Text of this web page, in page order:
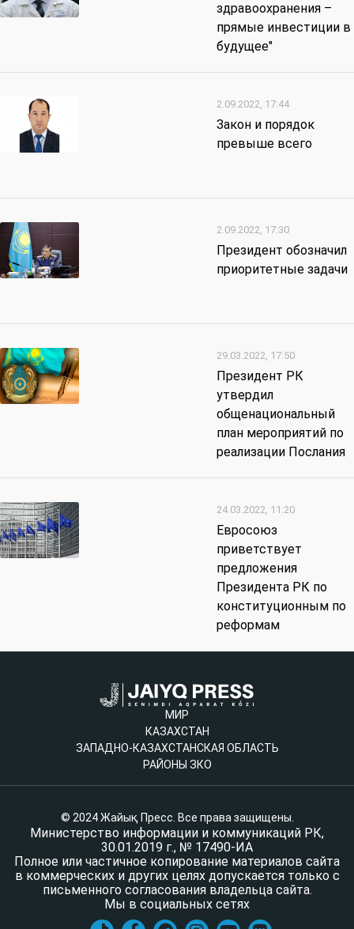
здравоохранения –
прямые инвестиции в
будущее"
2.09.2022, 17:44
Закон и порядок
превыше всего
2.09.2022, 17:30
Президент обозначил
приоритетные задачи
29.03.2022, 17:50
Президент РК
утвердил
общенациональный
план мероприятий по
реализации Послания
24.03.2022, 11:20
Евросоюз
приветствует
предложения
Президента РК по
конституционным по
реформам
МИР
КАЗАХСТАН
ЗАПАДНО-КАЗАХСТАНСКАЯ ОБЛАСТЬ
РАЙОНЫ ЗКО
© 2024 Жайық Пресс. Все права защищены.
Министерство информации и коммуникаций РК,
30.01.2019 г., № 17490-ИА
Полное или частичное копирование материалов сайта
в коммерческих и других целях допускается только с
письменного согласования владельца сайта.
Мы в социальных сетях